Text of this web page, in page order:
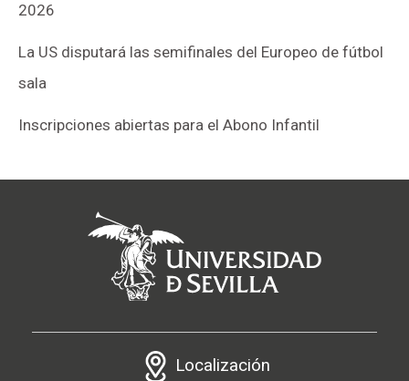
2026
La US disputará las semifinales del Europeo de fútbol
sala
Inscripciones abiertas para el Abono Infantil
Localización